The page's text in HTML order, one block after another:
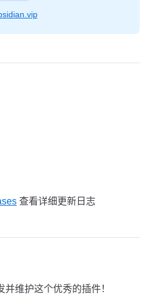
查看详细更新日志
维护这个优秀的插件！